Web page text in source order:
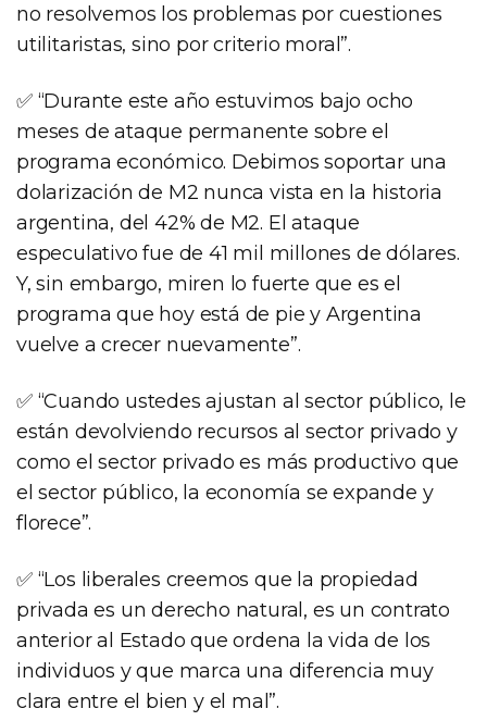
no resolvemos los problemas por cuestiones
utilitaristas, sino por criterio moral”.
✅ “Durante este año estuvimos bajo ocho
meses de ataque permanente sobre el
programa económico. Debimos soportar una
dolarización de M2 nunca vista en la historia
argentina, del 42% de M2. El ataque
especulativo fue de 41 mil millones de dólares.
Y, sin embargo, miren lo fuerte que es el
programa que hoy está de pie y Argentina
vuelve a crecer nuevamente”.
✅ “Cuando ustedes ajustan al sector público, le
están devolviendo recursos al sector privado y
como el sector privado es más productivo que
el sector público, la economía se expande y
florece”.
✅ “Los liberales creemos que la propiedad
privada es un derecho natural, es un contrato
anterior al Estado que ordena la vida de los
individuos y que marca una diferencia muy
clara entre el bien y el mal”.